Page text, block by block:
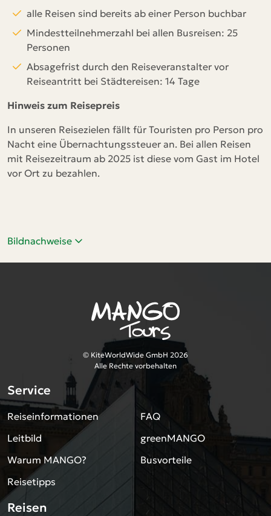
alle Reisen sind bereits ab einer Person buchbar
Mindestteilnehmerzahl bei allen Busreisen: 25
Personen
Absagefrist durch den Reiseveranstalter vor
Reiseantritt bei Städtereisen: 14 Tage
Hinweis zum Reisepreis
In unseren Reisezielen fällt für Touristen pro Person pro
Nacht eine Übernachtungssteuer an. Bei allen Reisen
mit Reisezeitraum ab 2025 ist diese vom Gast im Hotel
vor Ort zu bezahlen.
Bildnachweise
© KiteWorldWide GmbH 2026
Alle Rechte vorbehalten
Service
Reiseinformationen
Leitbild
Warum MANGO?
Reisetipps
FAQ
greenMANGO
Busvorteile
Reisen